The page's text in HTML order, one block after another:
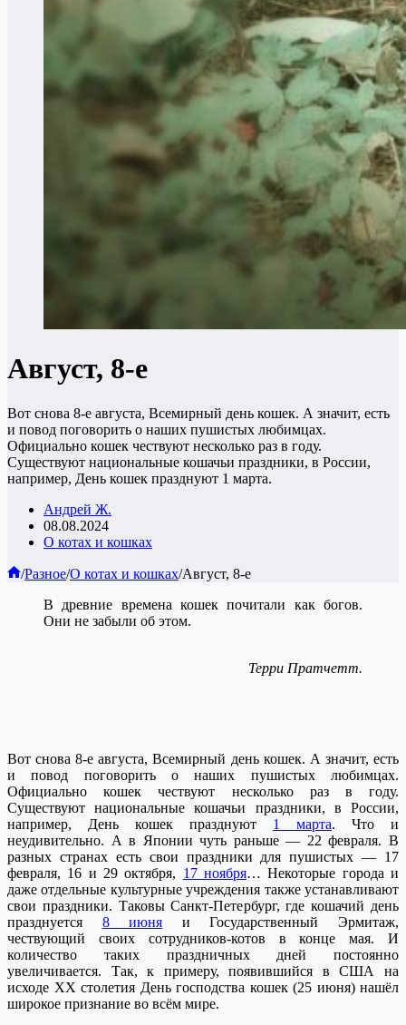
Август, 8-е
Вот снова 8-е августа, Всемирный день кошек. А значит, есть
и повод поговорить о наших пушистых любимцах.
Официально кошек чествуют несколько раз в году.
Существуют национальные кошачьи праздники, в России,
например, День кошек празднуют 1 марта.
Андрей Ж.
08.08.2024
О котах и кошках
Главная
/Разное/О котах и кошках/Август, 8-е
В древние времена кошек почитали как богов.
Они не забыли об этом.
Терри Пратчетт.
Вот снова 8-е августа, Всемирный день кошек. А значит, есть
и повод поговорить о наших пушистых любимцах.
Официально кошек чествуют несколько раз в году.
Существуют национальные кошачьи праздники, в России,
например, День кошек празднуют 1 марта. Что и
неудивительно. А в Японии чуть раньше — 22 февраля. В
разных странах есть свои праздники для пушистых — 17
февраля, 16 и 29 октября, 17 ноября… Некоторые города и
даже отдельные культурные учреждения также устанавливают
свои праздники. Таковы Санкт-Петербург, где кошачий день
празднуется 8 июня и Государственный Эрмитаж,
чествующий своих сотрудников-котов в конце мая. И
количество таких праздничных дней постоянно
увеличивается. Так, к примеру, появившийся в США на
исходе XX столетия День господства кошек (25 июня) нашёл
широкое признание во всём мире.